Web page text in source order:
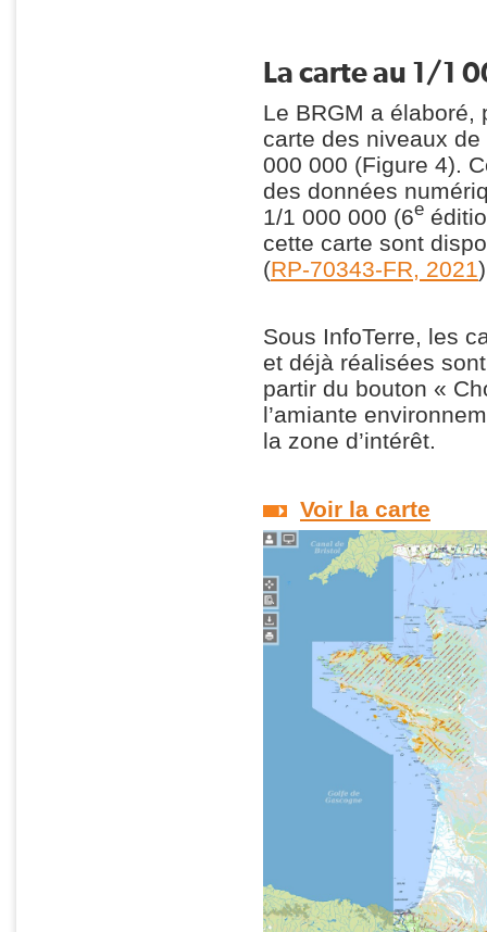
La carte au 1/1
Le BRGM a élaboré,
carte des niveaux de
000 000 (Figure 4).
des données
1/1 000 000 (6e
cette carte sont
(RP-70343-FR, 2021
Sous InfoTerre, les
et déjà réalisées
partir du bouton «
l’amiante
la zone d’intérêt.
Voir la carte